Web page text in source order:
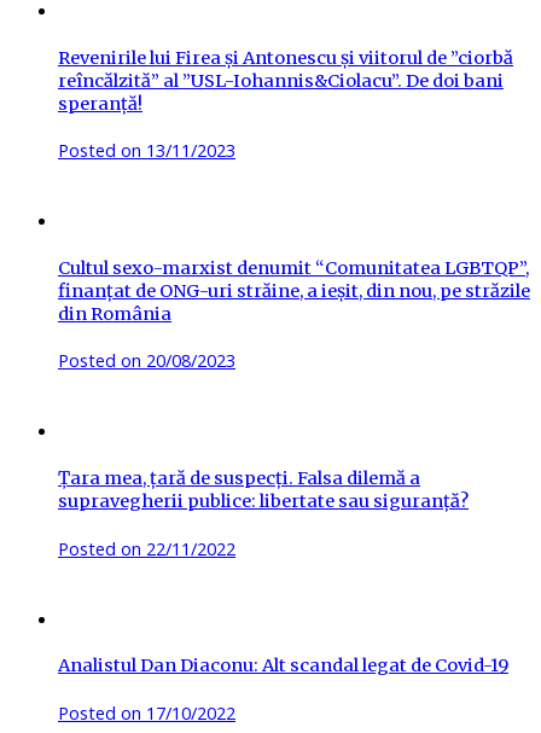
Revenirile lui Firea și Antonescu și viitorul de ”ciorbă
reîncălzită” al ”USL-Iohannis&Ciolacu”. De doi bani
speranță!
Posted on 13/11/2023
Cultul sexo-marxist denumit “Comunitatea LGBTQP”,
finanțat de ONG-uri străine, a ieșit, din nou, pe străzile
din România
Posted on 20/08/2023
Țara mea, țară de suspecți. Falsa dilemă a
supravegherii publice: libertate sau siguranță?
Posted on 22/11/2022
Analistul Dan Diaconu: Alt scandal legat de Covid-19
Posted on 17/10/2022